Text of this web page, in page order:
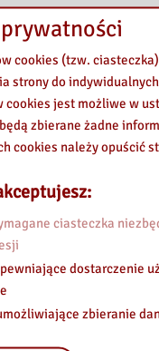
cookies (tzw.
strony do
cookies jest możliwe w
zbierane żadne
cookies należy opuścić
ciasteczka
dostarczenie
zbieranie